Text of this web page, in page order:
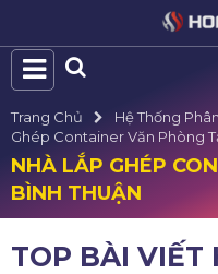
Trang Chủ Hệ Thống
Ghép Container Văn Phòng
NHÀ LẮP GHÉP
BÌNH THUẬN
TOP BÀI VIẾT